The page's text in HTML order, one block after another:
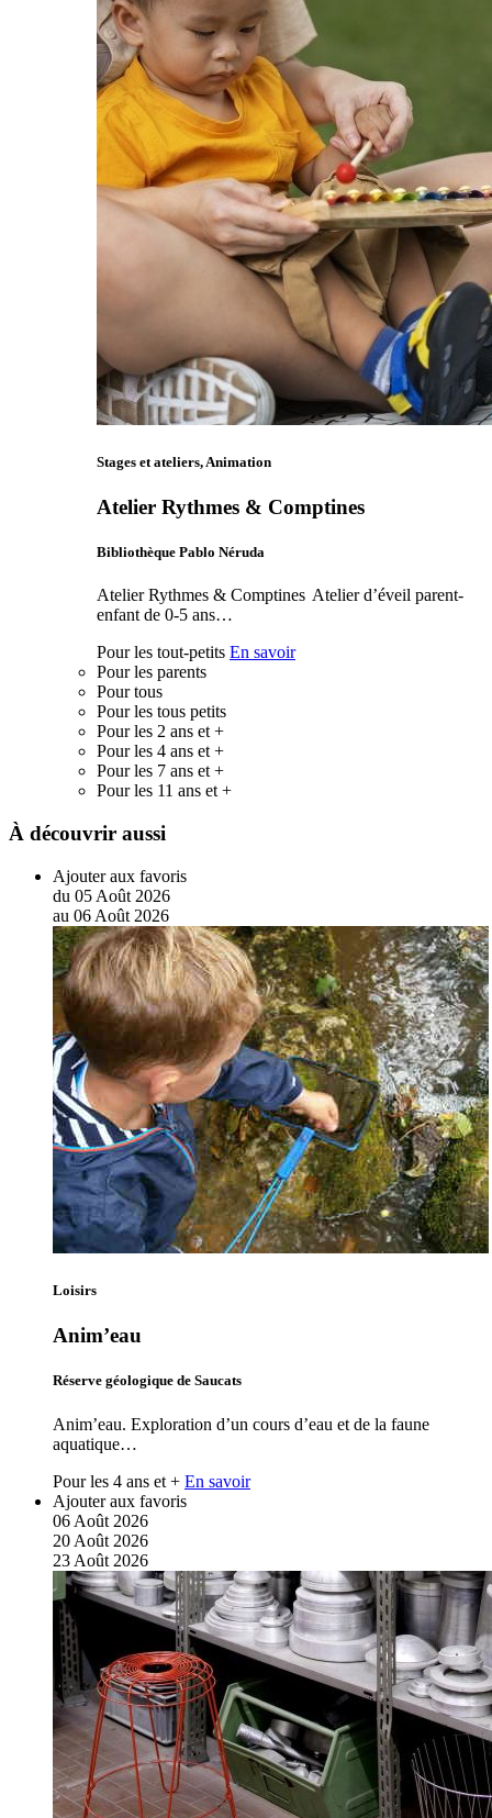
Stages et ateliers, Animation
Atelier Rythmes & Comptines
Bibliothèque Pablo Néruda
Atelier Rythmes & Comptines Atelier d’éveil parent-
enfant de 0-5 ans…
Pour les tout-petits En savoir
Pour les parents
Pour tous
Pour les tous petits
Pour les 2 ans et +
Pour les 4 ans et +
Pour les 7 ans et +
Pour les 11 ans et +
À découvrir aussi
Ajouter aux favoris
du 05 Août 2026
au 06 Août 2026
Loisirs
Anim’eau
Réserve géologique de Saucats
Anim’eau. Exploration d’un cours d’eau et de la faune
aquatique…
Pour les 4 ans et + En savoir
Ajouter aux favoris
06 Août 2026
20 Août 2026
23 Août 2026